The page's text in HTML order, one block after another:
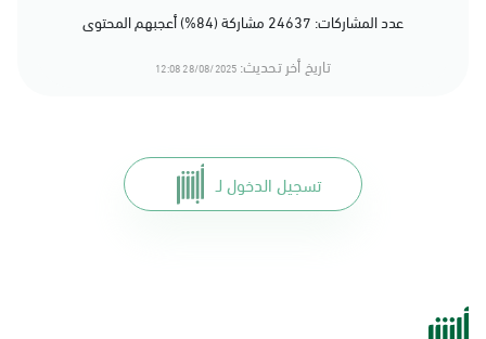
عدد المشاركات: 24637 مشاركة (84%) أعجبهم المحتوى
تاريخ أخر تحديث: 28/08/2025 12:08
تسجيل الدخول لـ